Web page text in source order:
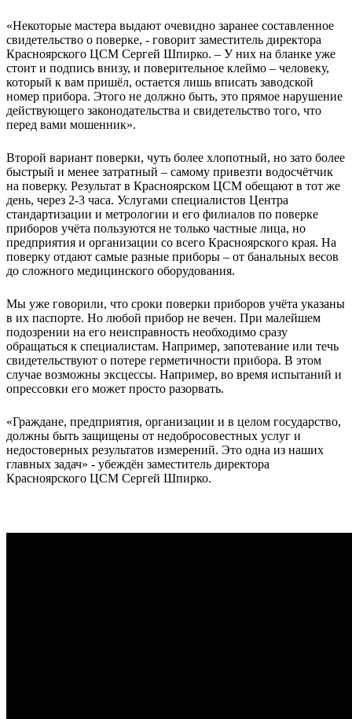
«Некоторые мастера выдают очевидно заранее составленное
свидетельство о поверке, - говорит заместитель директора
Красноярского ЦСМ Сергей Шпирко. – У них на бланке уже
стоит и подпись внизу, и поверительное клеймо – человеку,
который к вам пришёл, остается лишь вписать заводской
номер прибора. Этого не должно быть, это прямое нарушение
действующего законодательства и свидетельство того, что
перед вами мошенник».
Второй вариант поверки, чуть более хлопотный, но зато более
быстрый и менее затратный – самому привезти водосчётчик
на поверку. Результат в Красноярском ЦСМ обещают в тот же
день, через 2-3 часа. Услугами специалистов Центра
стандартизации и метрологии и его филиалов по поверке
приборов учёта пользуются не только частные лица, но
предприятия и организации со всего Красноярского края. На
поверку отдают самые разные приборы – от банальных весов
до сложного медицинского оборудования.
Мы уже говорили, что сроки поверки приборов учёта указаны
в их паспорте. Но любой прибор не вечен. При малейшем
подозрении на его неисправность необходимо сразу
обращаться к специалистам. Например, запотевание или течь
свидетельствуют о потере герметичности прибора. В этом
случае возможны эксцессы. Например, во время испытаний и
опрессовки его может просто разорвать.
«Граждане, предприятия, организации и в целом государство,
должны быть защищены от недобросовестных услуг и
недостоверных результатов измерений. Это одна из наших
главных задач» - убеждён заместитель директора
Красноярского ЦСМ Сергей Шпирко.